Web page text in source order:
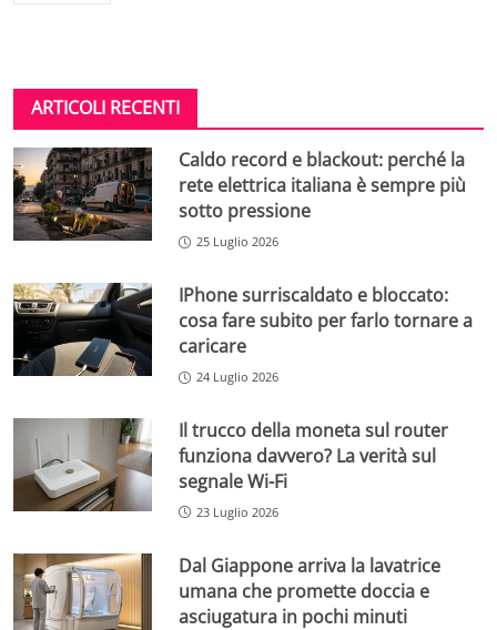
ARTICOLI RECENTI
Caldo record e blackout: perché la
rete elettrica italiana è sempre più
sotto pressione
25 Luglio 2026
IPhone surriscaldato e bloccato:
cosa fare subito per farlo tornare a
caricare
24 Luglio 2026
Il trucco della moneta sul router
funziona davvero? La verità sul
segnale Wi-Fi
23 Luglio 2026
Dal Giappone arriva la lavatrice
umana che promette doccia e
asciugatura in pochi minuti